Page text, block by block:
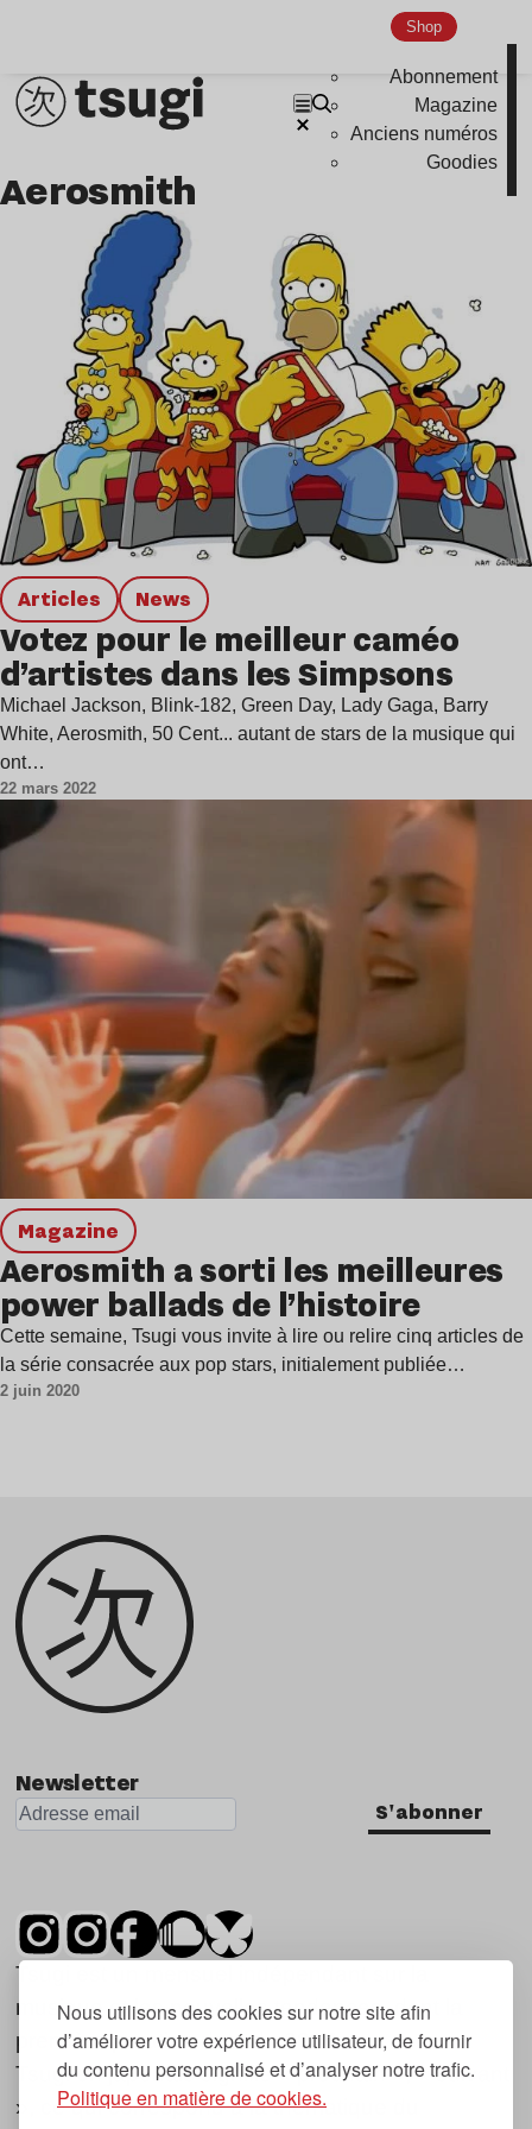
Nous utilisons des cookies sur notre site afin
d’améliorer votre expérience utilisateur, de fournir
du contenu personnalisé et d’analyser notre trafic.
Politique en matière de cookies.
Shop
Abonnement
Magazine
Anciens numéros
Goodies
Aerosmith
Articles news
Votez pour le meilleur caméo
d’artistes dans les Simpsons
Michael Jackson, Blink-182, Green Day, Lady Gaga, Barry
White, Aerosmith, 50 Cent... autant de stars de la musique qui
ont…
22 mars 2022
magazine
Aerosmith a sorti les meilleures
power ballads de l’histoire
Cette semaine, Tsugi vous invite à lire ou relire cinq articles de
la série consacrée aux pop stars, initialement publiée…
2 juin 2020
Newsletter
S'abonner
Tsugi est un mensuel indépendant sur la
musique et les nouvelles tendances, dont la
première parution date de 2007.
Tsugi en japonais signifie « prochain », « suivant
», ce qui correspond à la thématique du